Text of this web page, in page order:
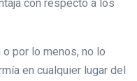
con respecto a los
por lo menos, no lo
en cualquier lugar del